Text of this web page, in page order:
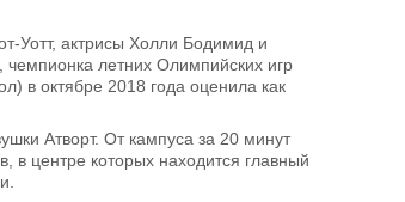
Уотт, актрисы Холли Бодимид и
летних Олимпийских игр
в октябре 2018 года оценила как
Атворт. От кампуса за 20 минут
в центре которых находится главный